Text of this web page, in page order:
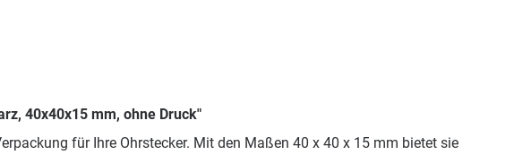
40x40x15 mm, ohne Druck"
für Ihre Ohrstecker. Mit den Maßen 40 x 40 x 15 mm bietet sie